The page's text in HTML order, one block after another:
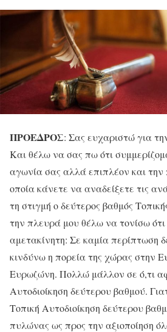
ΠΡΟΕΔΡΟΣ: Σας ευχαριστώ για
Και θέλω να σας πω ότι
αγωνία σας αλλά επιπλέον και την
οποία κάνετε να αναδείξετε τις
τη στιγμή ο δεύτερος βαθμός
την πλευρά μου θέλω να τονίσω ότι
αμετακίνητη: Σε καμία περίπτωση
κινδύνω η πορεία της χώρας στην
Ευρωζώνη. Πολλώ μάλλον σε ό,τι
Αυτοδιοίκηση δεύτερου βαθμού.
Τοπική Αυτοδιοίκηση δεύτερου
πυλώνας ως προς την αξιοποίηση